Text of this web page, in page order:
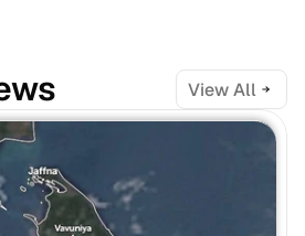
View All